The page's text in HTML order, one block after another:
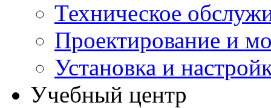
Техническое
Проектирование и
Установка и
Учебный центр